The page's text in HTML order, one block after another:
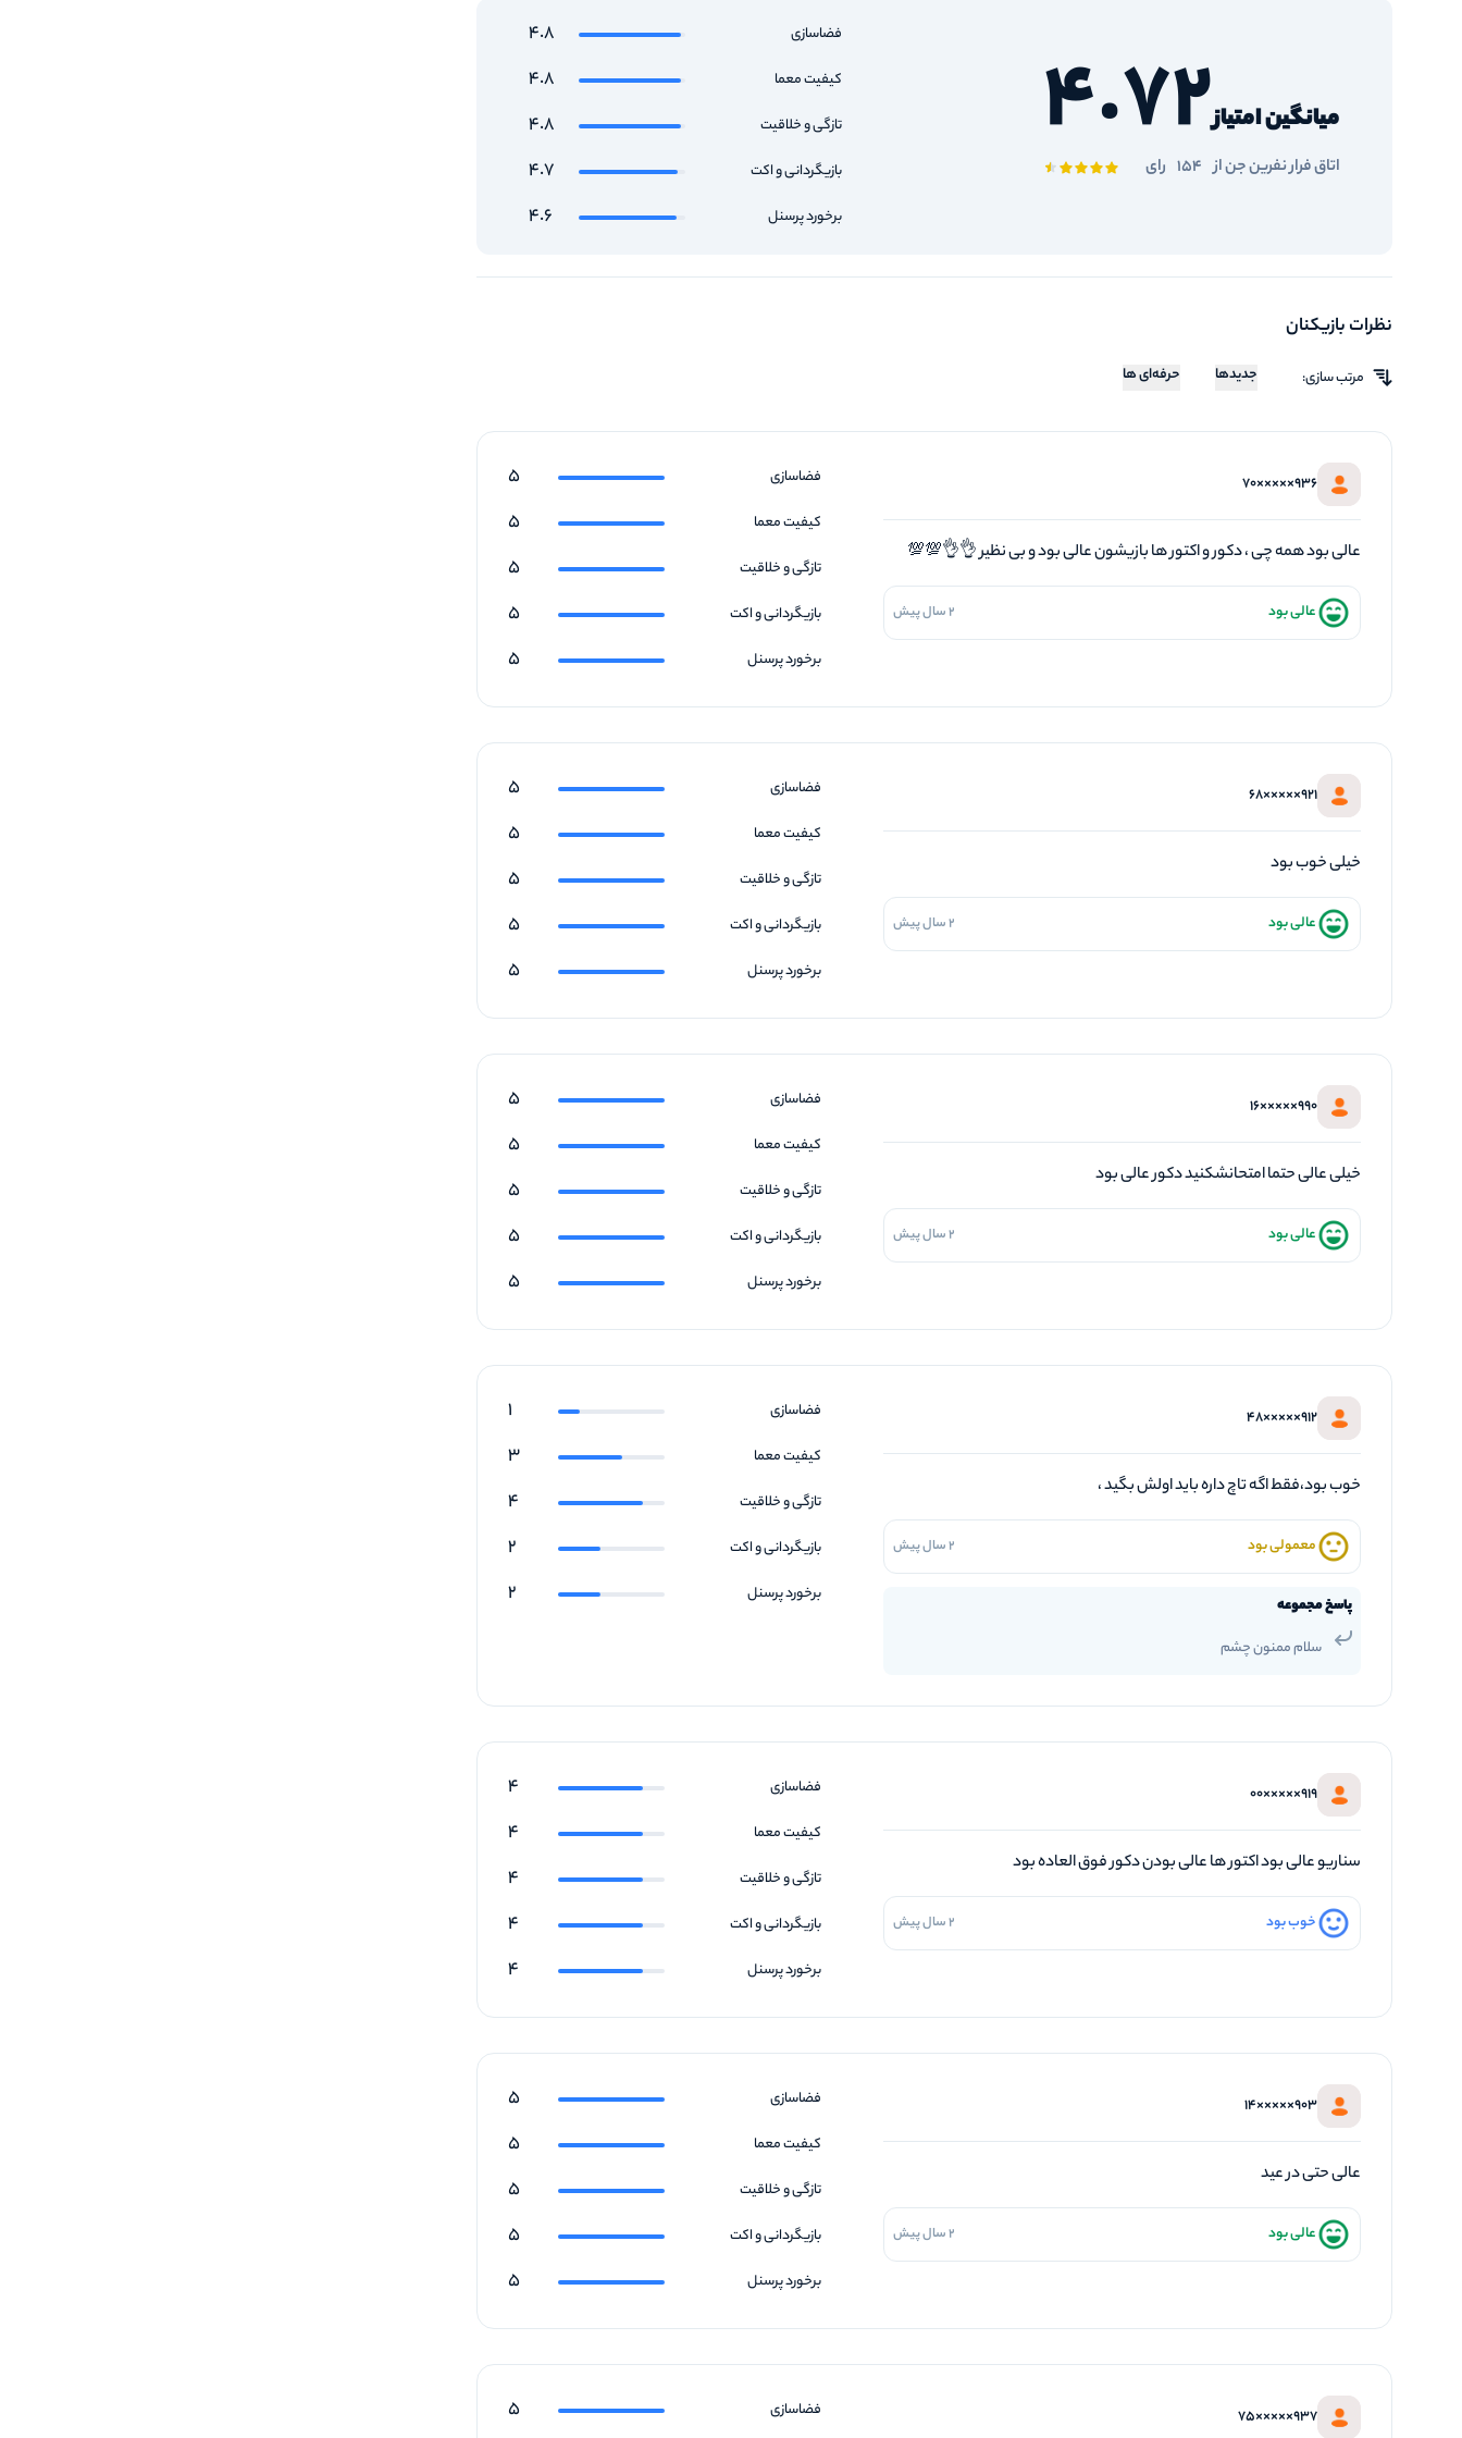
میانگین امتیاز4.72اتاق فرار نفرین جن از 154 رای
فضاسازی 4.8
کیفیت معما 4.8
تازگی و خلاقیت 4.8
بازیگردانی و اکت 4.7
برخورد پرسنل 4.6
نظرات بازیکنان
مرتب سازی: جدیدها حرفه‌ای ها
936×××××70
عالی بود همه چی ، دکور و اکتور ها بازیشون عالی بود و بی نظیر 👌👌💯💯
عالی بود 2 سال پیش
فضاسازی 5
کیفیت معما 5
تازگی و خلاقیت 5
بازیگردانی و اکت 5
برخورد پرسنل 5
921×××××68
خیلی خوب بود
عالی بود 2 سال پیش
فضاسازی 5
کیفیت معما 5
تازگی و خلاقیت 5
بازیگردانی و اکت 5
برخورد پرسنل 5
990×××××16
خیلی عالی حتما امتحانشکنید دکور عالی بود
عالی بود 2 سال پیش
فضاسازی 5
کیفیت معما 5
تازگی و خلاقیت 5
بازیگردانی و اکت 5
برخورد پرسنل 5
912×××××48
خوب بود،فقط اگه تاچ داره باید اولش بگید ،
معمولی بود 2 سال پیش
پاسخ مجموعه
سلام ممنون چشم
فضاسازی 1
کیفیت معما 3
تازگی و خلاقیت 4
بازیگردانی و اکت 2
برخورد پرسنل 2
919×××××00
سناریو عالی بود اکتور ها عالی بودن دکور فوق العاده بود
خوب بود 2 سال پیش
فضاسازی 4
کیفیت معما 4
تازگی و خلاقیت 4
بازیگردانی و اکت 4
برخورد پرسنل 4
903×××××14
عالی حتی در عید
عالی بود 2 سال پیش
فضاسازی 5
کیفیت معما 5
تازگی و خلاقیت 5
بازیگردانی و اکت 5
برخورد پرسنل 5
937×××××75 فضاسازی 5